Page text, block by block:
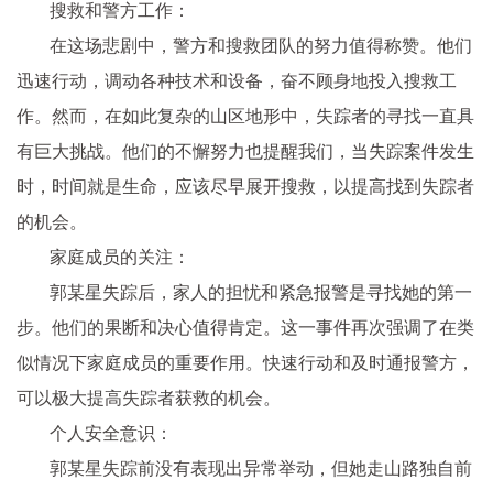
搜救和警方工作：
在这场悲剧中，警方和搜救团队的努力值得称赞。他们
迅速行动，调动各种技术和设备，奋不顾身地投入搜救工
作。然而，在如此复杂的山区地形中，失踪者的寻找一直具
有巨大挑战。他们的不懈努力也提醒我们，当失踪案件发生
时，时间就是生命，应该尽早展开搜救，以提高找到失踪者
的机会。
家庭成员的关注：
郭某星失踪后，家人的担忧和紧急报警是寻找她的第一
步。他们的果断和决心值得肯定。这一事件再次强调了在类
似情况下家庭成员的重要作用。快速行动和及时通报警方，
可以极大提高失踪者获救的机会。
个人安全意识：
郭某星失踪前没有表现出异常举动，但她走山路独自前